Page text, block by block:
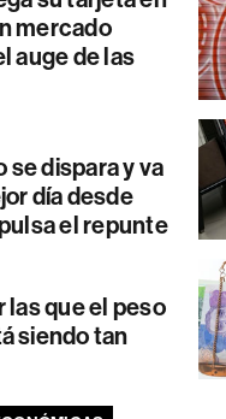
mercado
auge de las
se dispara y va
día desde
el repunte
las que el peso
siendo tan